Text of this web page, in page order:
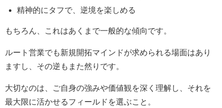
精神的にタフで、逆境を楽しめる
もちろん、これはあくまで一般的な傾向です。
ルート営業でも新規開拓マインドが求められる場面はあり
ますし、その逆もまた然りです。
大切なのは、ご自身の強みや価値観を深く理解し、それを
最大限に活かせるフィールドを選ぶこと。